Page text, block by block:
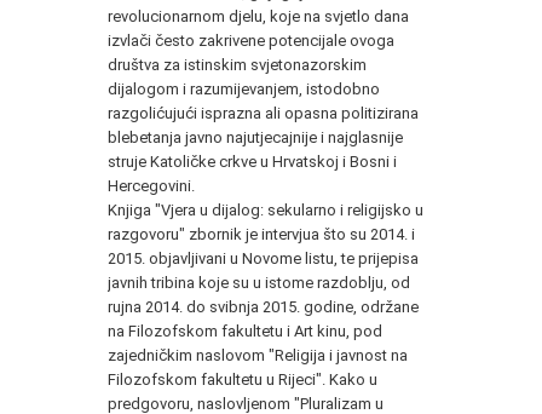
revolucionarnom djelu, koje na svjetlo dana
izvlači često zakrivene potencijale ovoga
društva za istinskim svjetonazorskim
dijalogom i razumijevanjem, istodobno
razgolićujući isprazna ali opasna politizirana
blebetanja javno najutjecajnije i najglasnije
struje Katoličke crkve u Hrvatskoj i Bosni i
Hercegovini.
Knjiga "Vjera u dijalog: sekularno i religijsko u
razgovoru" zbornik je intervjua što su 2014. i
2015. objavljivani u Novome listu, te prijepisa
javnih tribina koje su u istome razdoblju, od
rujna 2014. do svibnja 2015. godine, održane
na Filozofskom fakultetu i Art kinu, pod
zajedničkim naslovom "Religija i javnost na
Filozofskom fakultetu u Rijeci". Kako u
predgovoru, naslovljenom "Pluralizam u